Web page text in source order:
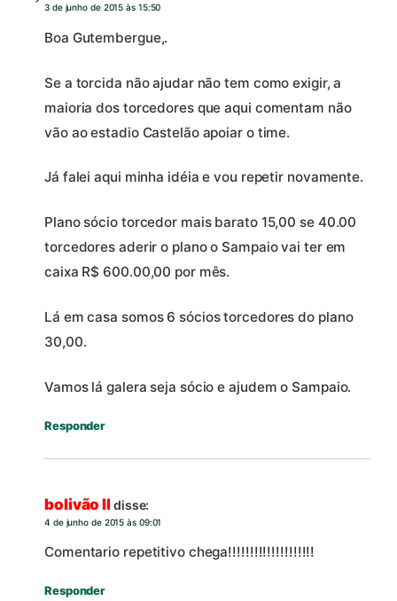
3 de junho de 2015 às 15:50
Boa Gutembergue,.
Se a torcida não ajudar não tem como exigir, a
maioria dos torcedores que aqui comentam não
vão ao estadio Castelão apoiar o time.
Já falei aqui minha idéia e vou repetir novamente.
Plano sócio torcedor mais barato 15,00 se 40.00
torcedores aderir o plano o Sampaio vai ter em
caixa R$ 600.00,00 por mês.
Lá em casa somos 6 sócios torcedores do plano
30,00.
Vamos lá galera seja sócio e ajudem o Sampaio.
Responder
bolivão IIdisse:
4 de junho de 2015 às 09:01
Comentario repetitivo chega!!!!!!!!!!!!!!!!!!!!
Responder